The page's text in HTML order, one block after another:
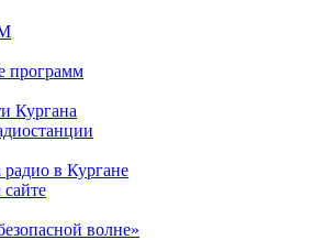
программ
Кургана
радио в Кургане
волне»